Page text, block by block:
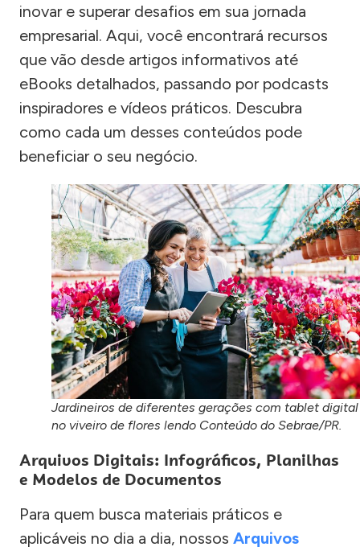
inovar e superar desafios em sua jornada
empresarial. Aqui, você encontrará recursos
que vão desde artigos informativos até
eBooks detalhados, passando por podcasts
inspiradores e vídeos práticos. Descubra
como cada um desses conteúdos pode
beneficiar o seu negócio.
Jardineiros de diferentes gerações com tablet digital
no viveiro de flores lendo Conteúdo do Sebrae/PR.
Arquivos Digitais: Infográficos, Planilhas
e Modelos de Documentos
Para quem busca materiais práticos e
aplicáveis no dia a dia, nossos Arquivos